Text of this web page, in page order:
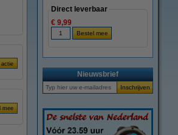
Direct leverbaar
€ 9,99
Nieuwsbrief